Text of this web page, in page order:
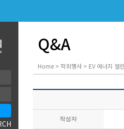
Q&A
Home > 학회행사 > EV 에너지 챌
작성자